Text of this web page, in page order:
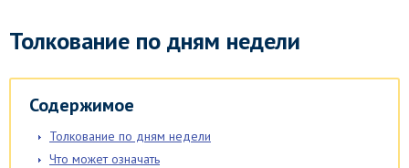
Толкование по дням недели
Содержимое
Толкование по дням недели
Что может означать